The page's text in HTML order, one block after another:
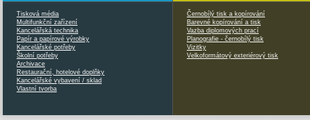
Tisková média
Multifunkční zařízení
Kancelářská technika
Papír a papírové výrobky
Kancelářské potřeby
Školní potřeby
Archivace
Restaurační, hotelové doplňky
Kancelářské vybavení / sklad
Vlastní tvorba
Černobílý tisk a kopírování
Barevné kopírování a tisk
Vazba diplomových prací
Planografie - černobílý tisk
Vizitky
Velkoformátový exteriérový tisk